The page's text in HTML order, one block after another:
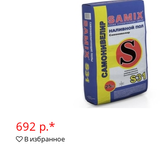
692 р.*
В избранное